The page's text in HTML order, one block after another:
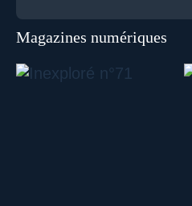
Magazines numériques